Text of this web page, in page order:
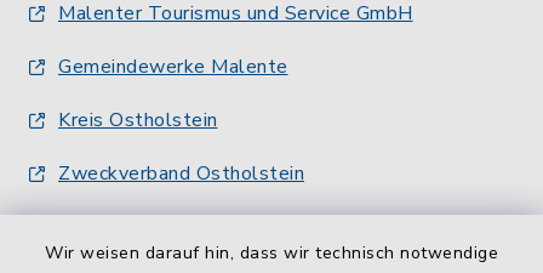
Wir weisen darauf hin, dass wir technisch notwendige
Malenter Tourismus und Service GmbH
Gemeindewerke Malente
Kreis Ostholstein
Zweckverband Ostholstein